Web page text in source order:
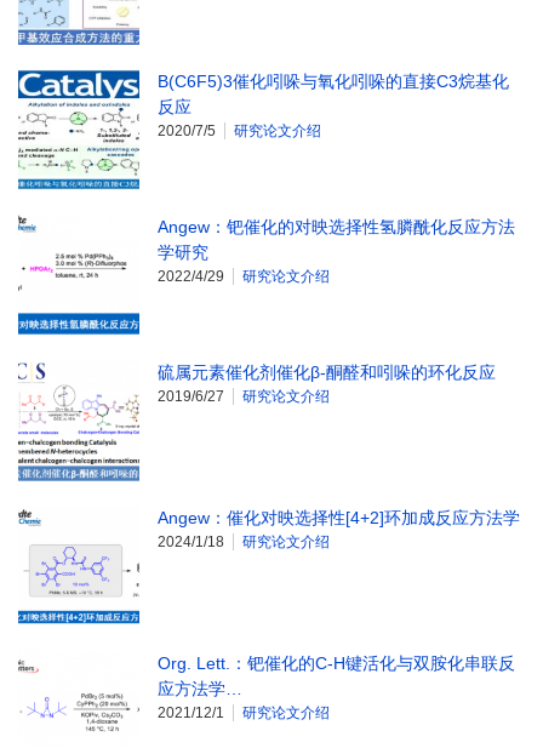
B(C6F5)3催化吲哚与氧化吲哚的直接C3烷基化
反应
2020/7/5 研究论文介绍
Angew：钯催化的对映选择性氢膦酰化反应方法
学研究
2022/4/29 研究论文介绍
硫属元素催化剂催化β-酮醛和吲哚的环化反应
2019/6/27 研究论文介绍
Angew：催化对映选择性[4+2]环加成反应方法学
2024/1/18 研究论文介绍
Org. Lett.：钯催化的C-H键活化与双胺化串联反
应方法学…
2021/12/1 研究论文介绍